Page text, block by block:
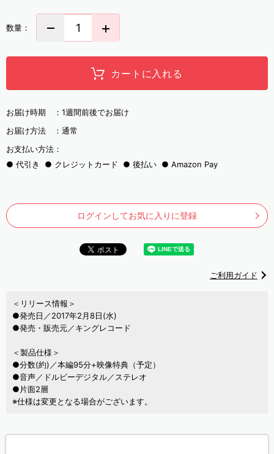
数量：
カートに入れる
お届け時期 ： 1週間前後でお届け
お届け方法 ： 通常
お支払い方法：
代引き
クレジットカード 後払い Amazon Pay
ログインしてお気に入りに登録
ご利用ガイド
＜リリース情報＞
●発売日／2017年2月8日(水)
●発売・販売元／キングレコード
＜製品仕様＞
●分数(約)／本編95分+映像特典（予定）
●音声／ドルビーデジタル／ステレオ
●片面2層
※仕様は変更となる場合がございます。